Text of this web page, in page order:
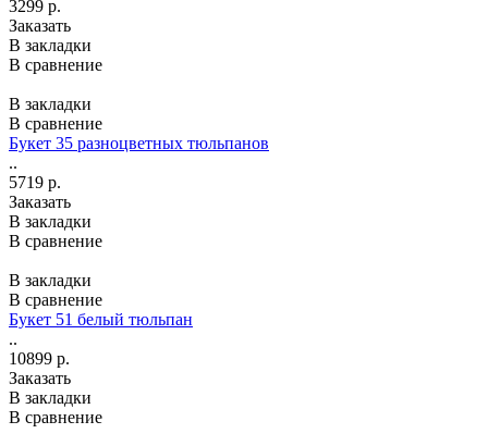
3299 р.
Заказать
В закладки
В сравнение
В закладки
В сравнение
Букет 35 разноцветных тюльпанов
..
5719 р.
Заказать
В закладки
В сравнение
В закладки
В сравнение
Букет 51 белый тюльпан
..
10899 р.
Заказать
В закладки
В сравнение